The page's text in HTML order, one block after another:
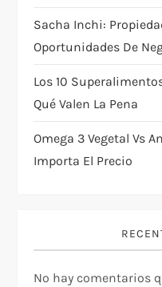
Sacha Inchi:
Oportunidades De
Los 10
Qué Valen La Pena
Omega 3 Vegetal Vs
Importa El Precio
No hay comentarios